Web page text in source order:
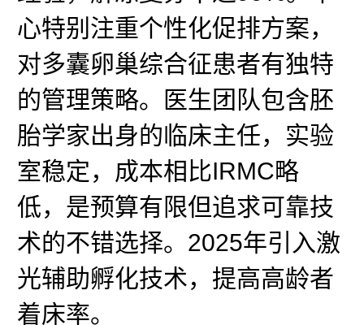
心特别注重个性化促排方案，
对多囊卵巢综合征患者有独特
的管理策略。医生团队包含胚
胎学家出身的临床主任，实验
室稳定，成本相比IRMC略
低，是预算有限但追求可靠技
术的不错选择。2025年引入激
光辅助孵化技术，提高高龄者
着床率。